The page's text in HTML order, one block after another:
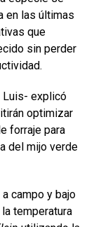
en las últimas
que
sin perder
Luis- explicó
optimizar
forraje para
del mijo verde
campo y bajo
temperatura